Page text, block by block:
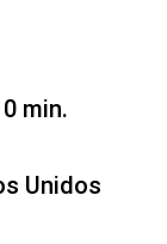
min.
Unidos